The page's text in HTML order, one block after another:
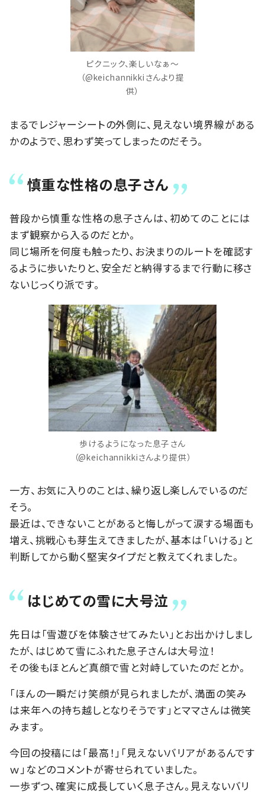
ピクニック、楽しいなぁ～
（@keichannikkiさんより提
供）
まるでレジャーシートの外側に、見えない境界線がある
かのようで、思わず笑ってしまったのだそう。
慎重な性格の息子さん
普段から慎重な性格の息子さんは、初めてのことには
まず観察から入るのだとか。
同じ場所を何度も触ったり、お決まりのルートを確認す
るように歩いたりと、安全だと納得するまで行動に移さ
ないじっくり派です。
歩けるようになった息子さん
（@keichannikkiさんより提供）
一方、お気に入りのことは、繰り返し楽しんでいるのだ
そう。
最近は、できないことがあると悔しがって涙する場面も
増え、挑戦心も芽生えてきましたが、基本は「いける」と
判断してから動く堅実タイプだと教えてくれました。
はじめての雪に大号泣
先日は「雪遊びを体験させてみたい」とお出かけしまし
たが、はじめて雪にふれた息子さんは大号泣！
その後もほとんど真顔で雪と対峙していたのだとか。
「ほんの一瞬だけ笑顔が見られましたが、満面の笑み
は来年への持ち越しとなりそうです」とママさんは微笑
みます。
今回の投稿には「最高！」「見えないバリアがあるんです
ｗ」などのコメントが寄せられていました。
一歩ずつ、確実に成長していく息子さん。見えないバリ